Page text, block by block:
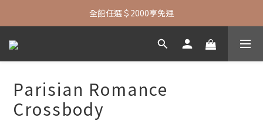
七夕限定| 指定包款+短夾還贈品牌襪子
全館任選＄2000享免運
七夕限定| 指定包款+短夾還贈品牌襪子
Parisian Romance
Crossbody